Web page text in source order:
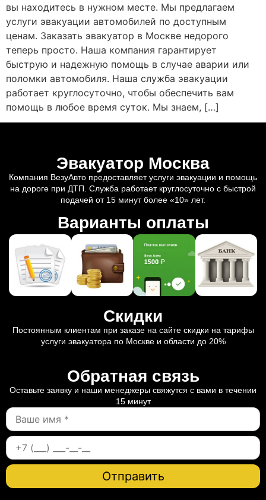
вы находитесь в нужном месте. Мы предлагаем
услуги эвакуации автомобилей по доступным
ценам. Заказать эвакуатор в Москве недорого
теперь просто. Наша компания гарантирует
быструю и надежную помощь в случае аварии или
поломки автомобиля. Наша служба эвакуации
работает круглосуточно, чтобы обеспечить вам
помощь в любое время суток. Мы знаем, […]
Эвакуатор Москва
Компания ВезуАвто предоставляет услуги эвакуации и помощь
на дороге при ДТП. Служба работает круглосуточно с быстрой
подачей от 15 минут более «10» лет.
Варианты оплаты
Скидки
Постоянным клиентам при заказе на сайте скидки на тарифы
услуги эвакуатора по Москве и области до 20%
Обратная связь
Оставьте заявку и наши менеджеры свяжутся с вами в течении
15 минут